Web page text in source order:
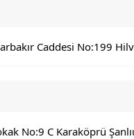
Caddesi No:199
No:9 C Karaköprü